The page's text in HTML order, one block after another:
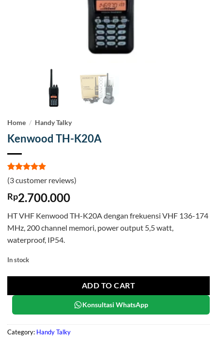
Home / Handy Talky
Kenwood TH-K20A
Rated5
out of 5
based on
3
customer
(3customer reviews)
Rp2.700.000
HT VHF Kenwood TH-K20A dengan frekuensi VHF 136-174
MHz, 200 channel memori, power output 5,5 watt,
waterproof, IP54.
In stock
ADD TO CART
Konsultasi WhatsApp
Category: Handy Talky